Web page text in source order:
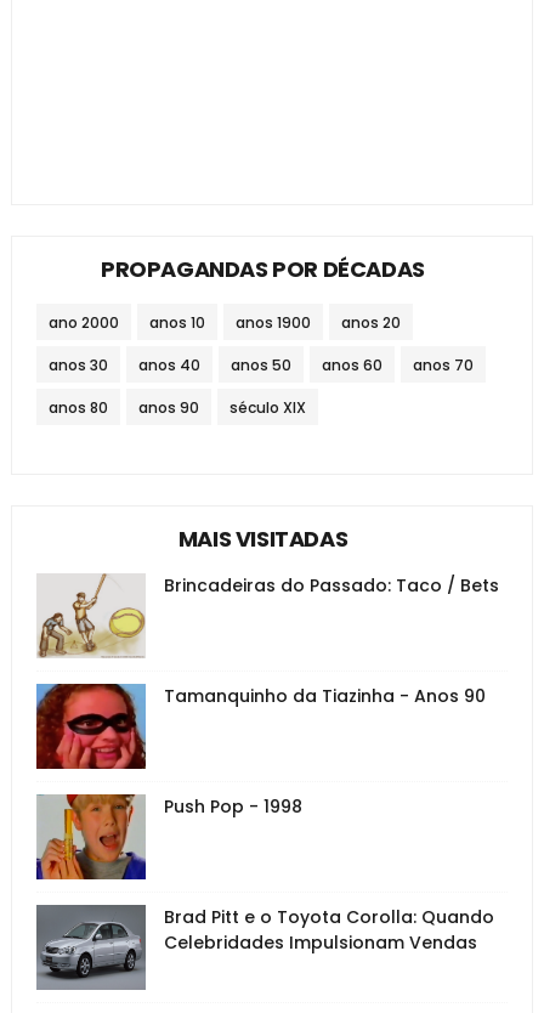
PROPAGANDAS POR DÉCADAS
ano 2000 anos 10 anos 1900 anos 20
anos 30 anos 40 anos 50 anos 60 anos 70
anos 80 anos 90 século XIX
MAIS VISITADAS
Brincadeiras do Passado: Taco / Bets
Tamanquinho da Tiazinha - Anos 90
Push Pop - 1998
Brad Pitt e o Toyota Corolla: Quando
Celebridades Impulsionam Vendas